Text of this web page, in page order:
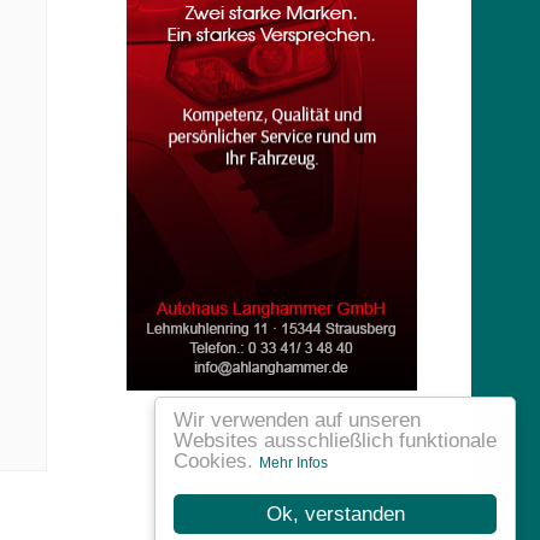
Ok, verstanden
Wir verwenden auf unseren
Websites ausschließlich funktionale
Cookies.
Mehr Infos